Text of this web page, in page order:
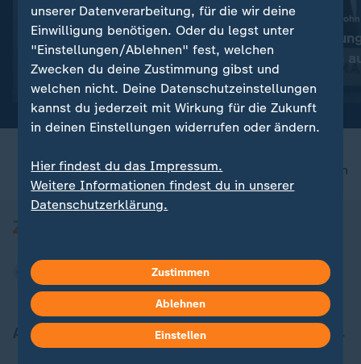
Keine Drohungen mehr und Kriegsende:
Straße von Hormus: Iran
erweitert Forderungen an
USAmit Video 0:24
BBC-Interview mit
Biden hat sich
mit Video
nach oben
Aktuell bei ZDFheute
unserer Datenverarbeitung, für die wir deine
Einwilligung benötigen. Oder du legst unter
"Einstellungen/Ablehnen" fest, welchen
Zwecken du deine Zustimmung gibst und
welchen nicht. Deine Datenschutzeinstellungen
kannst du jederzeit mit Wirkung für die Zukunft
in deinen Einstellungen widerrufen oder ändern.
Hier findest du das Impressum.
Weitere Informationen findest du in unserer
Datenschutzerklärung.
Zustimmen
Ablehnen
Einstellen